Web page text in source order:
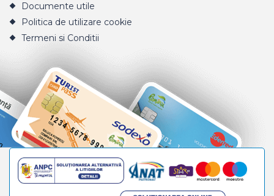
Documente utile
Politica de utilizare cookie
Termeni si Conditii